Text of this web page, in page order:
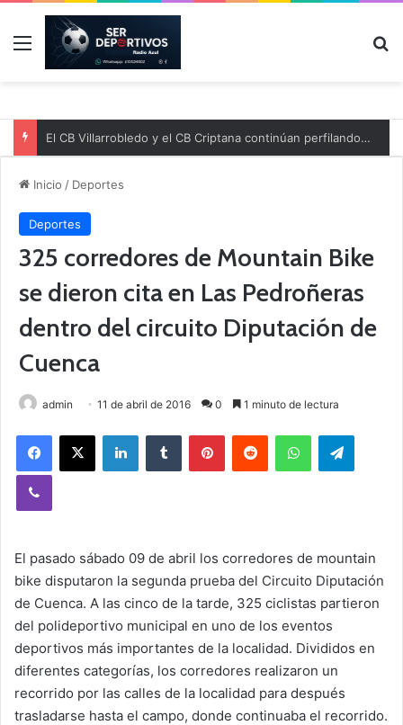
Menú
El CB Villarrobledo y el CB Criptana continúan perfilando sus plantillas
Inicio / Deportes
Deportes
325 corredores de Mountain Bike
se dieron cita en Las Pedroñeras
dentro del circuito Diputación de
Cuenca
admin 11 de abril de 2016 0 1 minuto de lectura
El pasado sábado 09 de abril los corredores de mountain
bike disputaron la segunda prueba del Circuito Diputación
de Cuenca. A las cinco de la tarde, 325 ciclistas partieron
del polideportivo municipal en uno de los eventos
deportivos más importantes de la localidad. Divididos en
diferentes categorías, los corredores realizaron un
recorrido por las calles de la localidad para después
trasladarse hasta el campo, donde continuaba el recorrido.